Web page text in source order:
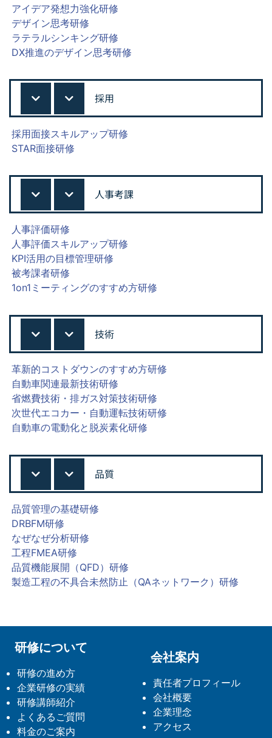
アイデア発想力強化研修
デザイン思考研修
ラテラルシンキング研修
DX推進のデザイン思考研修
採用
採用面接スキルアップ研修
STAR面接研修
人事考課
人事評価研修
人事評価スキルアップ研修
KPI活用の目標管理研修
被考課者研修
1on1ミーティングのすすめ方研修
技術
革新的コストダウンのすすめ方研修
自動車関連最新技術研修
省燃費技術・排ガス対策技術研修
次世代エコカー・自動運転技術研修
自動車の電動化と脱炭素化研修
品質
品質管理の基礎研修
DRBFM研修
なぜなぜ分析研修
工程FMEA研修
品質機能展開（QFD）研修
製造工程の不具合未然防止（QAネットワーク）研修
研修について
研修の進め方
企業研修の実績
研修講師紹介
よくあるご質問
料金のご案内
会社案内
責任者プロフィール
会社概要
企業理念
アクセス